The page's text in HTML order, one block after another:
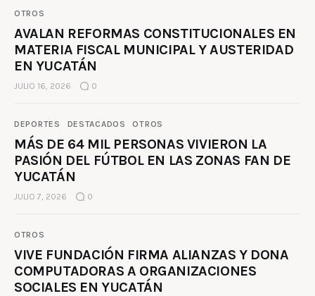
OTROS
AVALAN REFORMAS CONSTITUCIONALES EN
MATERIA FISCAL MUNICIPAL Y AUSTERIDAD
EN YUCATÁN
JULIO 16, 2026 0
DEPORTES DESTACADOS OTROS
MÁS DE 64 MIL PERSONAS VIVIERON LA
PASIÓN DEL FÚTBOL EN LAS ZONAS FAN DE
YUCATÁN
JULIO 7, 2026 0
OTROS
VIVE FUNDACIÓN FIRMA ALIANZAS Y DONA
COMPUTADORAS A ORGANIZACIONES
SOCIALES EN YUCATÁN